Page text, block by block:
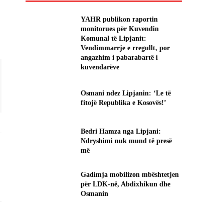
YAHR publikon raportin
monitorues për Kuvendin
Komunal të Lipjanit:
Vendimmarrje e rregullt, por
angazhim i pabarabartë i
kuvendarëve
Osmani ndez Lipjanin: ‘Le të
fitojë Republika e Kosovës!’
Bedri Hamza nga Lipjani:
Ndryshimi nuk mund të presë
më
Gadimja mobilizon mbështetjen
për LDK-në, Abdixhikun dhe
Osmanin